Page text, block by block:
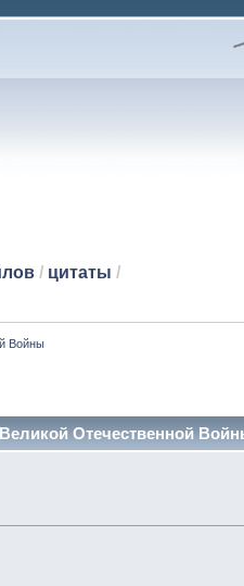
/ цитаты /
Войны
Отечественной